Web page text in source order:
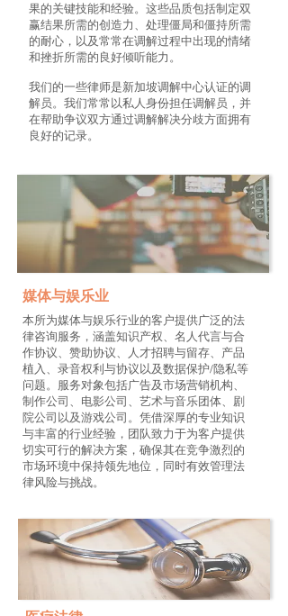
果的关键技能和经验。这些品质包括制定双
赢结果所需的创造力、处理僵局和僵持所需
的耐心，以及常常在调解过程中出现的情绪
和挫折所需的良好倾听能力。
我们的一些律师是新加坡调解中心认证的调
解员。我们常常以私人身份担任调解员，并
在帮助争议双方通过调解解决分歧方面拥有
良好的记录。
媒体与娱乐业
本所为媒体与娱乐行业的客户提供广泛的法
律咨询服务，涵盖知识产权、名人代言与合
作协议、赞助协议、人才招聘与留存、产品
植入、录音权利与协议以及数据保护/隐私等
问题。服务对象包括广告及市场营销机构、
制作公司、电影公司、艺术与音乐团体、剧
院公司以及游戏公司。凭借深厚的专业知识
与丰富的行业经验，团队致力于为客户提供
切实可行的解决方案，确保其在竞争激烈的
市场环境中保持领先地位，同时有效管理法
律风险与挑战。